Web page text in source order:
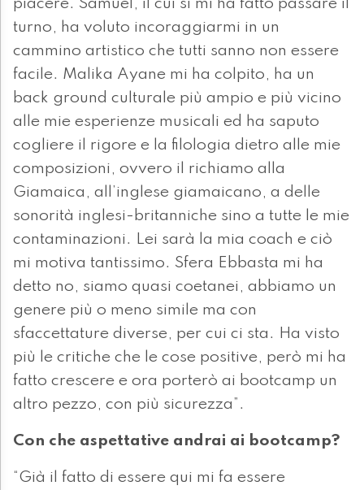
piacere. Samuel, il cui sì mi ha fatto passare il
turno, ha voluto incoraggiarmi in un
cammino artistico che tutti sanno non essere
facile. Malika Ayane mi ha colpito, ha un
back ground culturale più ampio e più vicino
alle mie esperienze musicali ed ha saputo
cogliere il rigore e la filologia dietro alle mie
composizioni, ovvero il richiamo alla
Giamaica, all’inglese giamaicano, a delle
sonorità inglesi-britanniche sino a tutte le mie
contaminazioni. Lei sarà la mia coach e ciò
mi motiva tantissimo. Sfera Ebbasta mi ha
detto no, siamo quasi coetanei, abbiamo un
genere più o meno simile ma con
sfaccettature diverse, per cui ci sta. Ha visto
più le critiche che le cose positive, però mi ha
fatto crescere e ora porterò ai bootcamp un
altro pezzo, con più sicurezza”.
Con che aspettative andrai ai bootcamp?
“Già il fatto di essere qui mi fa essere